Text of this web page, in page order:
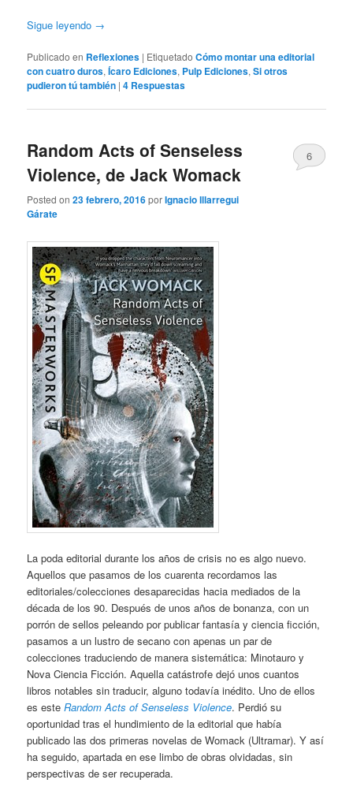
Sigue leyendo →
Publicado en Reflexiones | Etiquetado Cómo montar una editorial
con cuatro duros,Ícaro Ediciones, Pulp Ediciones,Si otros
pudieron tú también |4 Respuestas
Random Acts of Senseless
Violence, de Jack Womack
Posted on23 febrero, 2016porIgnacio Illarregui
Gárate
6
La poda editorial durante los años de crisis no es algo nuevo.
Aquellos que pasamos de los cuarenta recordamos las
editoriales/colecciones desaparecidas hacia mediados de la
década de los 90. Después de unos años de bonanza, con un
porrón de sellos peleando por publicar fantasía y ciencia ficción,
pasamos a un lustro de secano con apenas un par de
colecciones traduciendo de manera sistemática: Minotauro y
Nova Ciencia Ficción. Aquella catástrofe dejó unos cuantos
libros notables sin traducir, alguno todavía inédito. Uno de ellos
es esteRandom Acts of Senseless Violence. Perdió su
oportunidad tras el hundimiento de la editorial que había
publicado las dos primeras novelas de Womack (Ultramar). Y así
ha seguido, apartada en ese limbo de obras olvidadas, sin
perspectivas de ser recuperada.